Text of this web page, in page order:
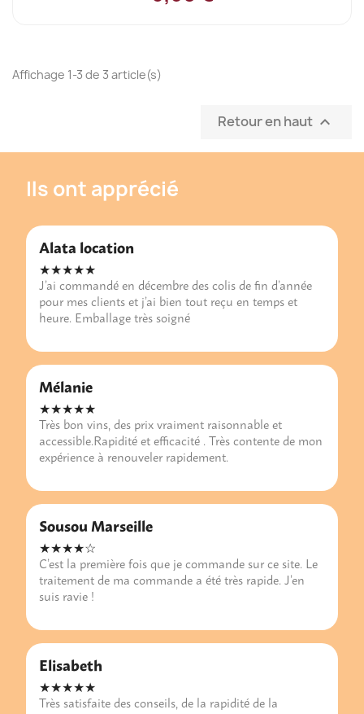
Affichage 1-3 de 3 article(s)
Retour en haut 
Ils ont apprécié
Alata location
★★★★★
J’ai commandé en décembre des colis de fin d’année
pour mes clients et j’ai bien tout reçu en temps et
heure. Emballage très soigné
Mélanie
★★★★★
Très bon vins, des prix vraiment raisonnable et
accessible.Rapidité et efficacité . Très contente de mon
expérience à renouveler rapidement.
Sousou Marseille
★★★★☆
C’est la première fois que je commande sur ce site. Le
traitement de ma commande a été très rapide. J’en
suis ravie !
Elisabeth
★★★★★
Très satisfaite des conseils, de la rapidité de la